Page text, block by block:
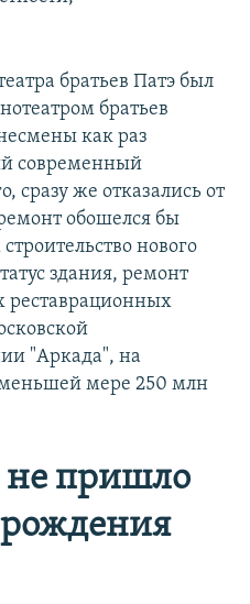
братьев Патэ был
братьев
как раз
современный
сразу же отказались от
обошелся бы
нового
здания, ремонт
реставрационных
"Аркада", на
мере 250 млн
пришло